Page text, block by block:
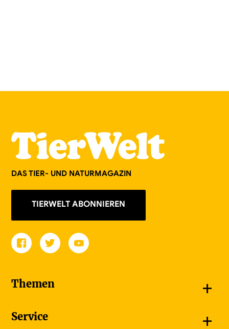
DAS TIER- UND NATURMAGAZIN
TIERWELT ABONNIEREN
Themen +
Goldener Schmetterling
Service +